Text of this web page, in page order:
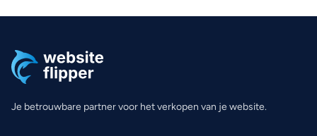
Je betrouwbare partner voor het verkopen van je website.